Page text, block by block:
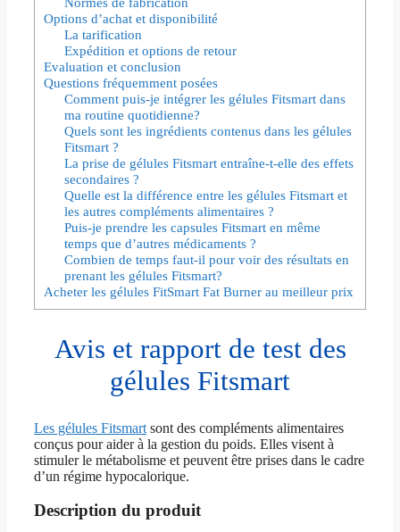
Options d’achat et disponibilité
La tarification
Expédition et options de retour
Evaluation et conclusion
Questions fréquemment posées
Comment puis-je intégrer les gélules Fitsmart dans
ma routine quotidienne?
Quels sont les ingrédients contenus dans les gélules
Fitsmart ?
La prise de gélules Fitsmart entraîne-t-elle des effets
secondaires ?
Quelle est la différence entre les gélules Fitsmart et
les autres compléments alimentaires ?
Puis-je prendre les capsules Fitsmart en même
temps que d’autres médicaments ?
Combien de temps faut-il pour voir des résultats en
prenant les gélules Fitsmart?
Acheter les gélules FitSmart Fat Burner au meilleur prix
Avis et rapport de test des
gélules Fitsmart
Les gélules Fitsmart sont des compléments alimentaires
conçus pour aider à la gestion du poids. Elles visent à
stimuler le métabolisme et peuvent être prises dans le cadre
d’un régime hypocalorique.
Description du produit